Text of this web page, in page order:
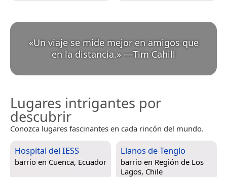
«Un viaje se mide mejor en amigos que
en la distancia.» —Tim Cahill
Lugares intrigantes por
descubrir
Conozca lugares fascinantes en cada rincón del mundo.
Hospital del IESS
barrio en Cuenca, Ecuador
Llanos de Tenglo
barrio en Región de Los
Lagos, Chile